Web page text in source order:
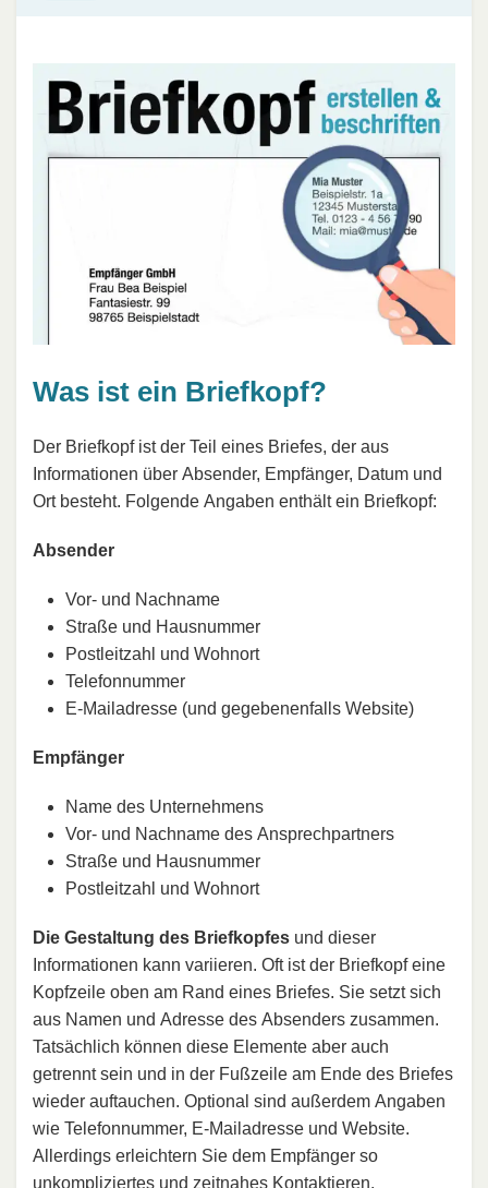
Was ist ein Briefkopf?
Der Briefkopf ist der Teil eines Briefes, der aus
Informationen über Absender, Empfänger, Datum und
Ort besteht. Folgende Angaben enthält ein Briefkopf:
Absender
Vor- und Nachname
Straße und Hausnummer
Postleitzahl und Wohnort
Telefonnummer
E-Mailadresse (und gegebenenfalls Website)
Empfänger
Name des Unternehmens
Vor- und Nachname des Ansprechpartners
Straße und Hausnummer
Postleitzahl und Wohnort
Die Gestaltung des Briefkopfes und dieser
Informationen kann variieren. Oft ist der Briefkopf eine
Kopfzeile oben am Rand eines Briefes. Sie setzt sich
aus Namen und Adresse des Absenders zusammen.
Tatsächlich können diese Elemente aber auch
getrennt sein und in der Fußzeile am Ende des Briefes
wieder auftauchen. Optional sind außerdem Angaben
wie Telefonnummer, E-Mailadresse und Website.
Allerdings erleichtern Sie dem Empfänger so
unkompliziertes und zeitnahes Kontaktieren.